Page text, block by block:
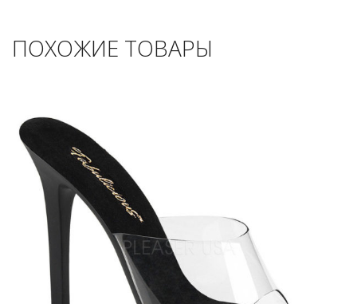
ПОХОЖИЕ ТОВАРЫ